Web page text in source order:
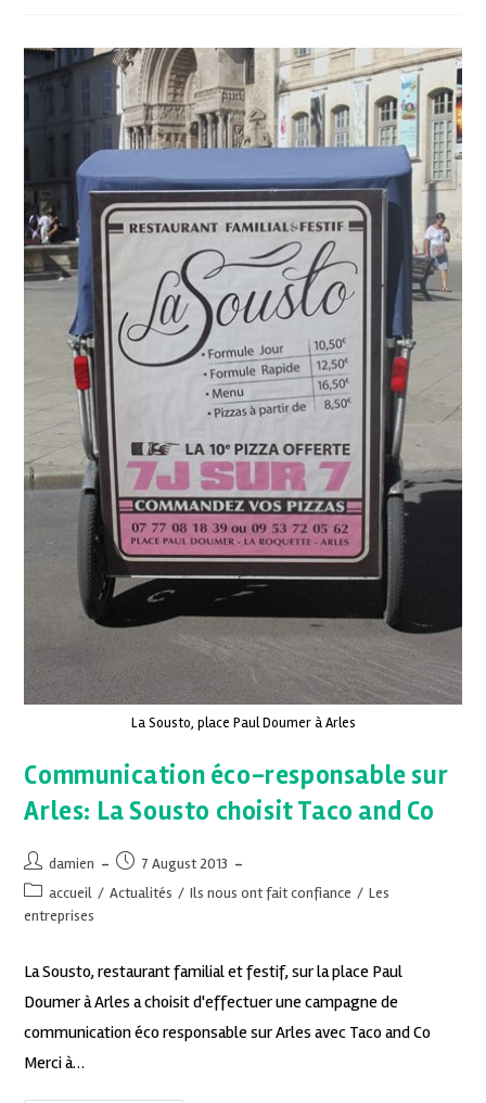
La Sousto, place Paul Doumer à Arles
Communication éco-responsable sur
Arles: La Sousto choisit Taco and Co
damien
7 August 2013
accueil / Actualités / Ils nous ont fait confiance / Les
entreprises
La Sousto, restaurant familial et festif, sur la place Paul
Doumer à Arles a choisit d'effectuer une campagne de
communication éco responsable sur Arles avec Taco and Co
Merci à…